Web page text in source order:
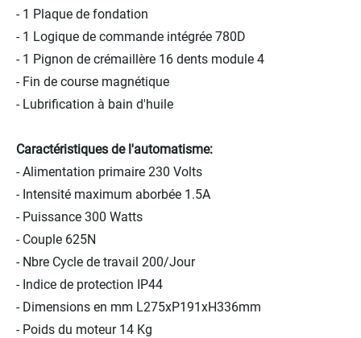
- 1 Plaque de fondation
- 1 Logique de commande intégrée 780D
- 1 Pignon de crémaillère 16 dents module 4
- Fin de course magnétique
- Lubrification à bain d'huile
Caractéristiques de l'automatisme:
- Alimentation primaire 230 Volts
- Intensité maximum aborbée 1.5A
- Puissance 300 Watts
- Couple 625N
- Nbre Cycle de travail 200/Jour
- Indice de protection IP44
- Dimensions en mm L275xP191xH336mm
- Poids du moteur 14 Kg